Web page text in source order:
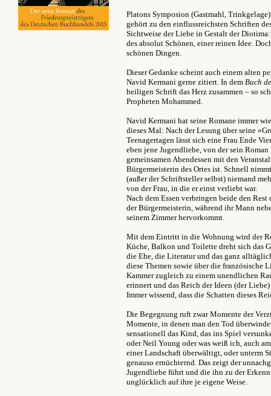
Platons Symposion (Gastmahl,
gehört zu den einflussreichsten Schriften
Sichtweise der Liebe in Gestalt der
des absolut Schönen, einer reinen Idee.
schönen Dingen.
Dieser Gedanke scheint auch einem alten
Navid Kermani gerne zitiert. In dem Buch
heiligen Schrift das Herz zusammen – so
Propheten Mohammed.
Navid Kermani hat seine Romane immer
dieses Mal: Nach der Lesung über seine
Teenagertagen lässt sich eine Frau Ende
eben jene Jugendliebe, von der sein
gemeinsamen Abendessen mit den
Bürgermeisterin des Ortes ist. Schnell
(außer der Schriftsteller selbst) niemand
von der Frau, in die er einst verliebt war.
Nach dem Essen verbringen beide den
der Bürgermeisterin, während ihr Mann
seinem Zimmer hervorkommt.
Mit dem Eintritt in die Wohnung wird der
Küche, Balkon und Toilette dreht sich das
die Ehe, die Literatur und das ganz
diese Themen sowie über die französische
Kammer zugleich zu einem unendlichen
erinnert und das Reich der Ideen (der
Immer wissend, dass die Schatten dieses
Die Begegnung ruft zwar Momente der
Momente, in denen man den Tod
sensationell das Kind, das ins Spiel
oder Neil Young oder was weiß ich, auch
einer Landschaft überwältigt, oder unterm
genauso ernüchternd. Das zeigt der
Jugendliebe führt und die ihn zu der
unglücklich auf ihre je eigene Weise.